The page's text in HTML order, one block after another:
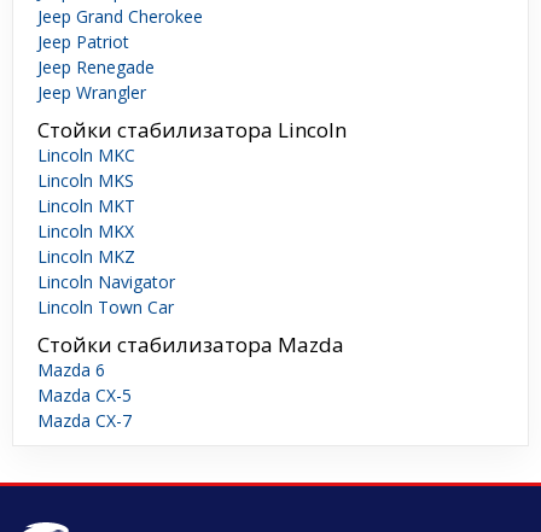
Jeep Grand Cherokee
Jeep Patriot
Jeep Renegade
Jeep Wrangler
Стойки стабилизатора Lincoln
Lincoln MKC
Lincoln MKS
Lincoln MKT
Lincoln MKX
Lincoln MKZ
Lincoln Navigator
Lincoln Town Car
Стойки стабилизатора Mazda
Mazda 6
Mazda CX-5
Mazda CX-7